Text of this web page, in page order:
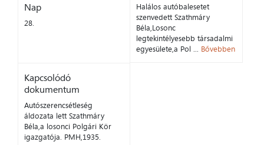
Nap
28.
Halálos autóbalesetet
szenvedett Szathmáry
Béla,Losonc
legtekintélyesebb társadalmi
egyesülete,a Pol ... Bővebben
Kapcsolódó
dokumentum
Autószerencsétleség
áldozata lett Szathmáry
Béla,a losonci Polgári Kör
igazgatója. PMH,1935.